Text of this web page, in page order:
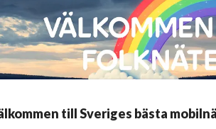
till Sveriges bästa